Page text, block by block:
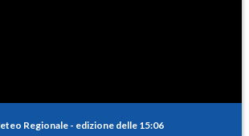
Regionale - edizione delle 15:06